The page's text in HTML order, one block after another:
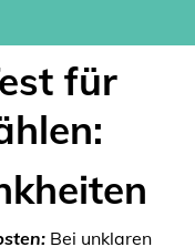
für
Bei unklaren